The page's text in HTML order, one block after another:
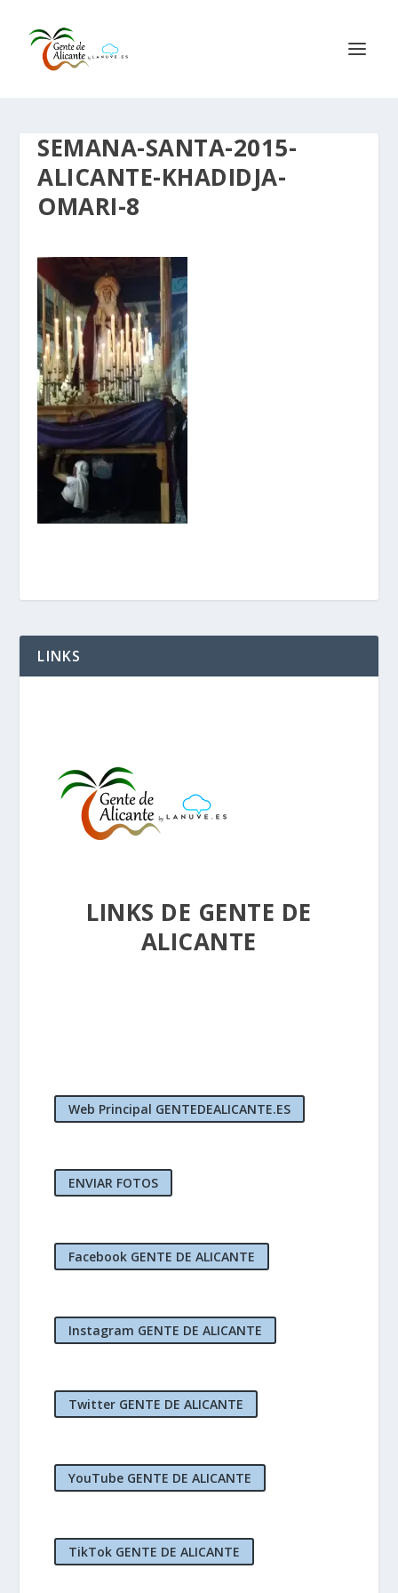
SEMANA-SANTA-2015-
ALICANTE-KHADIDJA-
OMARI-8
LINKS
LINKS DE GENTE DE
ALICANTE
Web Principal GENTEDEALICANTE.ES
ENVIAR FOTOS
Facebook GENTE DE ALICANTE
Instagram GENTE DE ALICANTE
Twitter GENTE DE ALICANTE
YouTube GENTE DE ALICANTE
TikTok GENTE DE ALICANTE